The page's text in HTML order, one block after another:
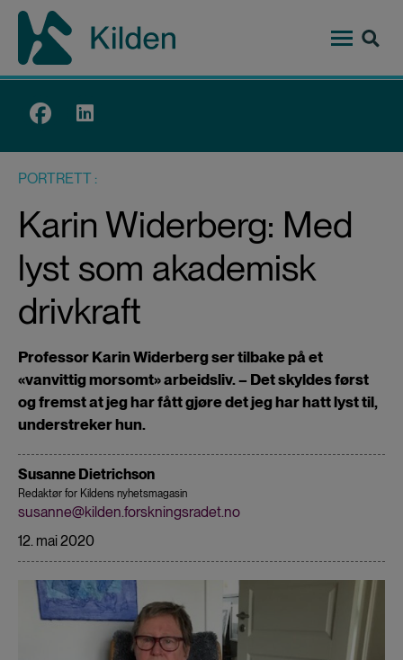
Hopp
hovedinnhold
Top
PORTRETT
Karin Widerberg: Med
lyst som akademisk
drivkraft
Professor Karin Widerberg ser tilbake på et
«vanvittig morsomt» arbeidsliv. – Det skyldes først
og fremst at jeg har fått gjøre det jeg har hatt lyst til,
understreker hun.
Susanne Dietrichson
Redaktør for Kildens nyhetsmagasin
susanne@kilden.forskningsradet.no
12. mai 2020